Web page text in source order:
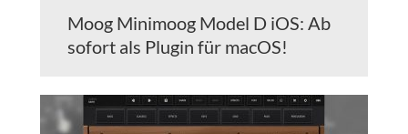
Moog Minimoog Model D iOS: Ab
sofort als Plugin für macOS!